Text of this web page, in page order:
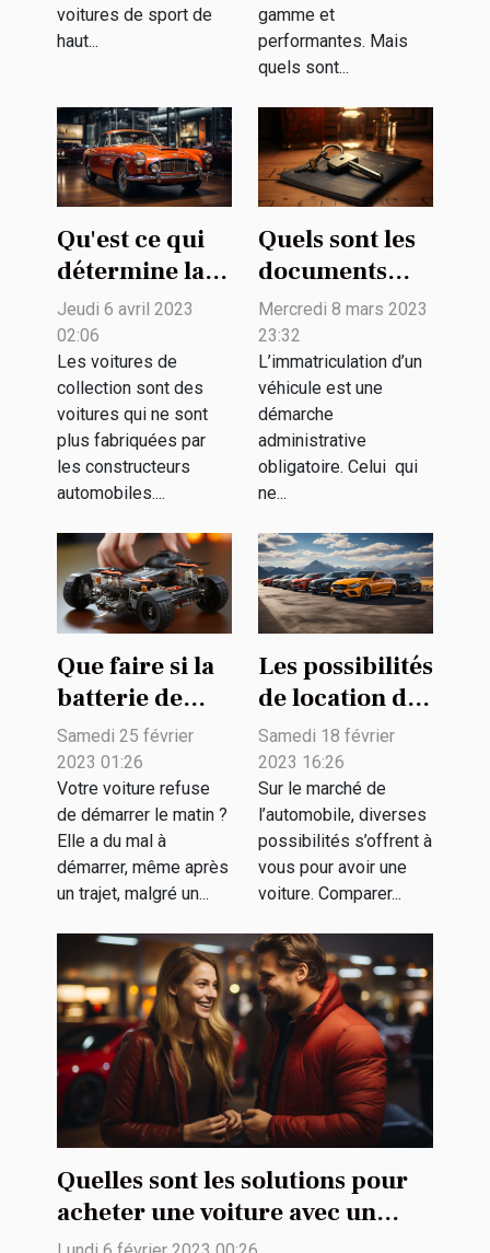
voitures de sport de
haut...
gamme et
performantes. Mais
quels sont...
Qu'est ce qui
détermine la
valeur d'une
voiture de
collection ?
Jeudi 6 avril 2023
02:06
Les voitures de
collection sont des
voitures qui ne sont
plus fabriquées par
les constructeurs
automobiles....
Quels sont les
documents
pour
immatriculer
un véhicule
allemand en
France ?
Mercredi 8 mars 2023
23:32
L’immatriculation d’un
véhicule est une
démarche
administrative
obligatoire. Celui qui
ne...
Que faire si la
batterie de
votre
hoverboard ne
tient plus la
charge ?
Samedi 25 février
2023 01:26
Votre voiture refuse
de démarrer le matin ?
Elle a du mal à
démarrer, même après
un trajet, malgré un...
Les possibilités
de location de
voiture
Samedi 18 février
2023 16:26
Sur le marché de
l’automobile, diverses
possibilités s’offrent à
vous pour avoir une
voiture. Comparer...
Quelles sont les solutions pour
acheter une voiture avec un
petit budget ?